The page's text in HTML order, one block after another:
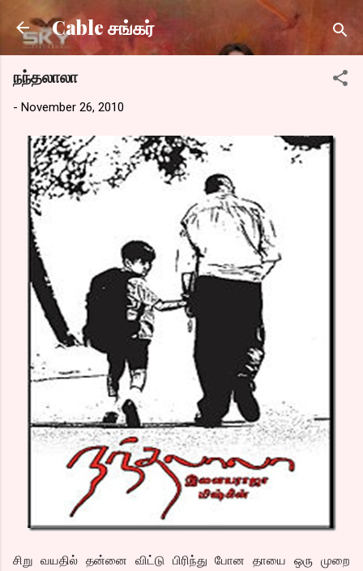
Skip to main content
Cable சங்கர்
நந்தலாலா
- November 26, 2010
சிறு வயதில் தன்னை விட்டு பிரிந்து போன தாயை ஒரு முறை